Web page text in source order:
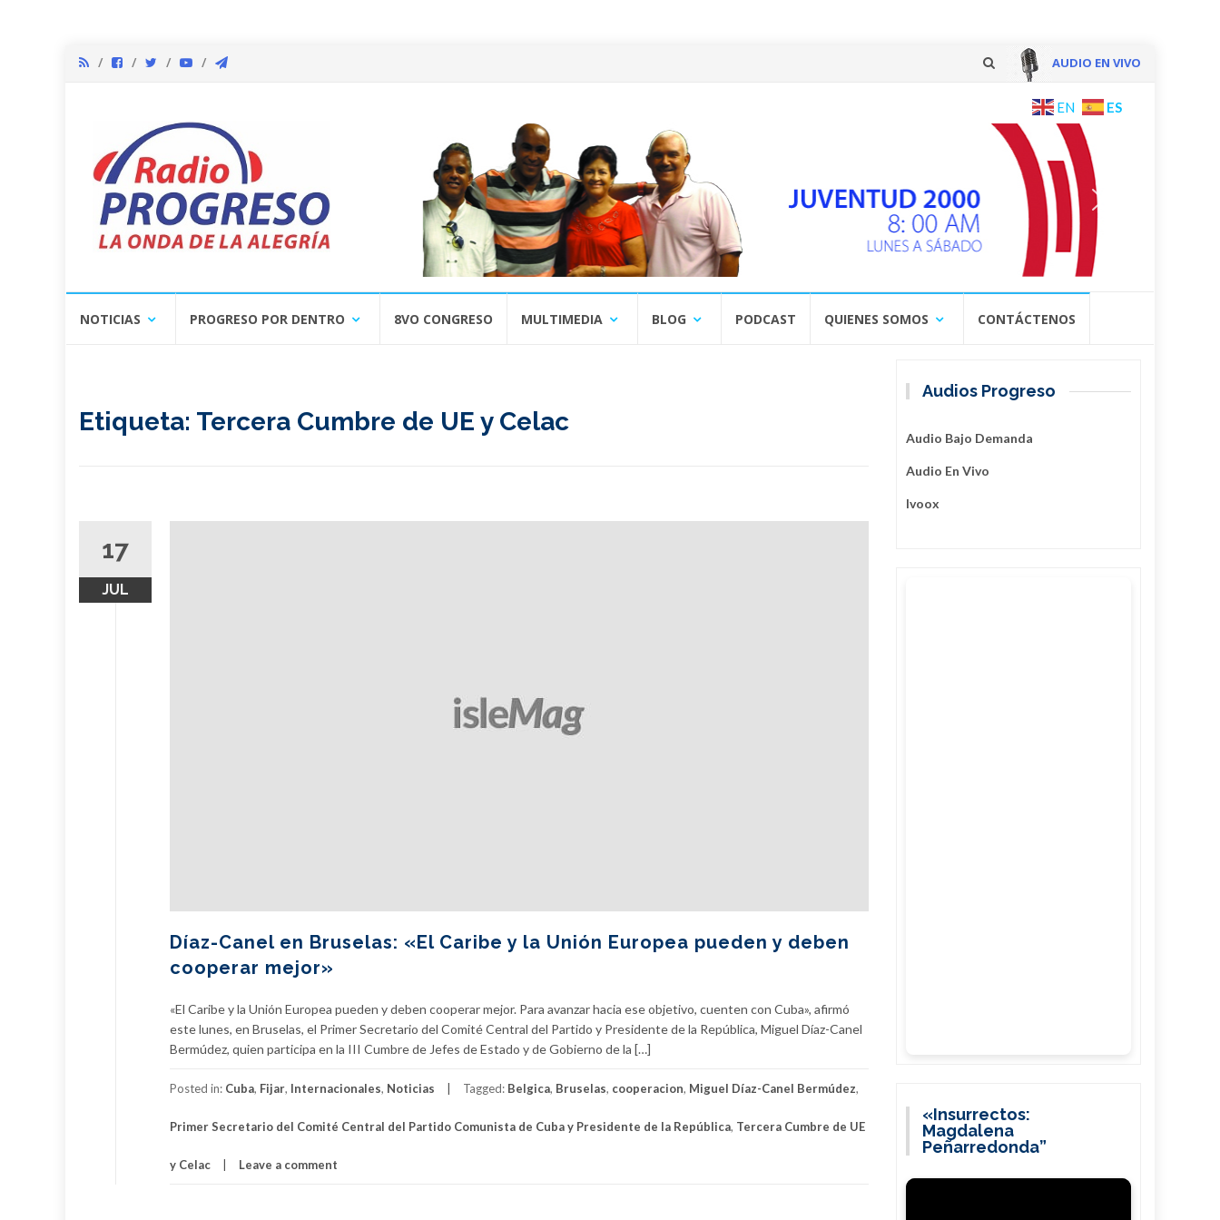
AUDIO EN VIVO
content
EN ES
NOTICIAS PROGRESO POR DENTRO 8VO CONGRESO MULTIMEDIA BLOG PODCAST QUIENES SOMOS CONTÁCTENOS
Etiqueta: Tercera Cumbre de UE y Celac
17
JUL
Díaz-Canel en Bruselas: «El Caribe y la Unión Europea pueden y deben
cooperar mejor»
«El Caribe y la Unión Europea pueden y deben cooperar mejor. Para avanzar hacia ese objetivo, cuenten con Cuba», afirmó
este lunes, en Bruselas, el Primer Secretario del Comité Central del Partido y Presidente de la República, Miguel Díaz-Canel
Bermúdez, quien participa en la III Cumbre de Jefes de Estado y de Gobierno de la […]
Posted in: Cuba, Fijar, Internacionales, Noticias Tagged: Belgica, Bruselas, cooperacion, Miguel Díaz-Canel Bermúdez,
Primer Secretario del Comité Central del Partido Comunista de Cuba y Presidente de la República, Tercera Cumbre de UE
y Celac Leave a comment
Audios Progreso
Audio Bajo Demanda
Audio En Vivo
Ivoox
«Insurrectos:
Magdalena
Peñarredonda”